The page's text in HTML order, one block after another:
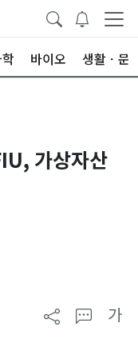
바이오 생활ㆍ문
가상자산
가